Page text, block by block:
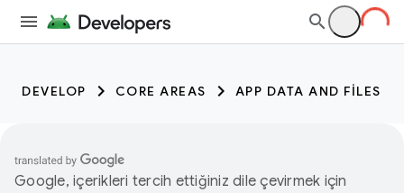
DEVELOP CORE AREAS APP DATA AND FILES
Google, içerikleri tercih ettiğiniz dile çevirmek için